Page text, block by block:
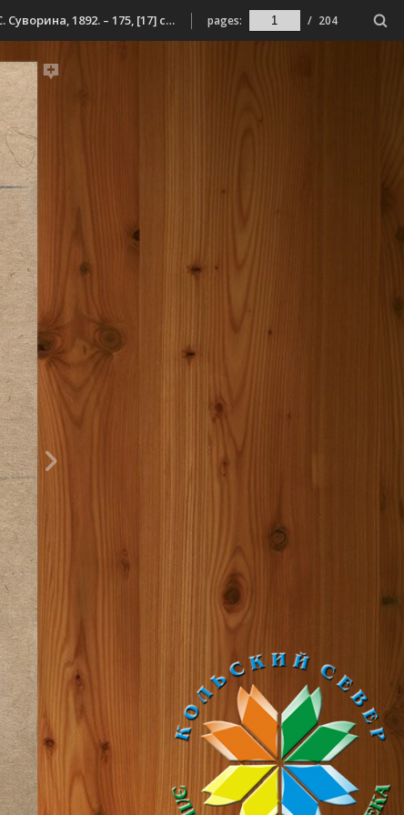
Немирович-Данченко, В. И. Полярное лето : (очерки неведомого быта) / В. И. Немирович-Данченко. – Санкт-Петербург : Издание А. С. Суворина, 1892. – 175, [17] c. – (Дешевая библиотека ; № 150). pages: / 204